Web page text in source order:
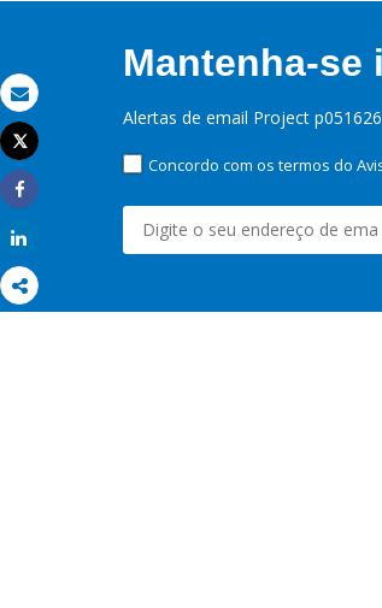
Email
Imprimir
Tweet
Share
Mantenha-se
Alertas de email Project p051626
Concordo com os termos do